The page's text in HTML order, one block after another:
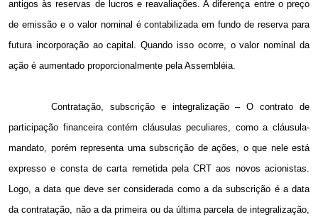
antigos às reservas de lucros e reavaliações. A diferença entre o preço
de emissão e o valor nominal é contabilizada em fundo de reserva para
futura incorporação ao capital. Quando isso ocorre, o valor nominal da
ação é aumentado proporcionalmente pela Assembléia.
Contratação, subscrição e integralização – O contrato de
participação financeira contém cláusulas peculiares, como a cláusula-
mandato, porém representa uma subscrição de ações, o que nele está
expresso e consta de carta remetida pela CRT aos novos acionistas.
Logo, a data que deve ser considerada como a da subscrição é a data
da contratação, não a da primeira ou da última parcela de integralização,